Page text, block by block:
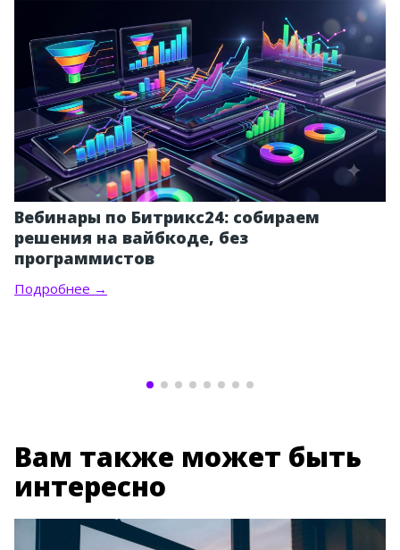
Вебинары по Битрикс24: собираем
решения на вайбкоде, без
программистов
Подробнее →
Вам также может быть
интересно